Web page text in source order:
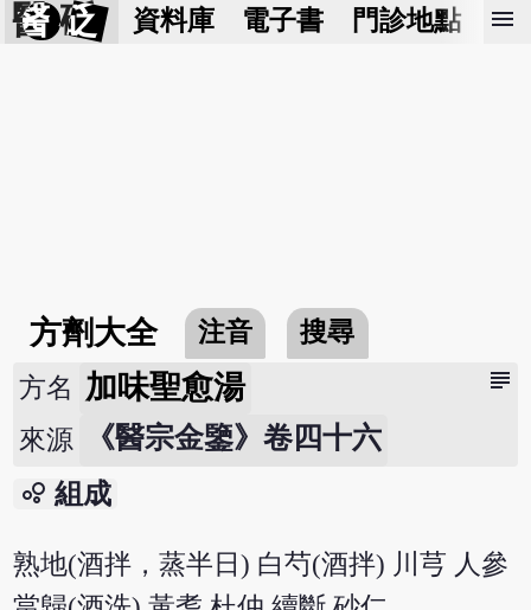
醫 砭 資料庫 電子書 門診地點 預
menu
方劑大全 注音 搜尋
subject
方名 加味聖愈湯
來源 《醫宗金鑒》卷四十六
bubble_chart 組成
熟地(酒拌，蒸半日) 白芍(酒拌) 川芎 人參